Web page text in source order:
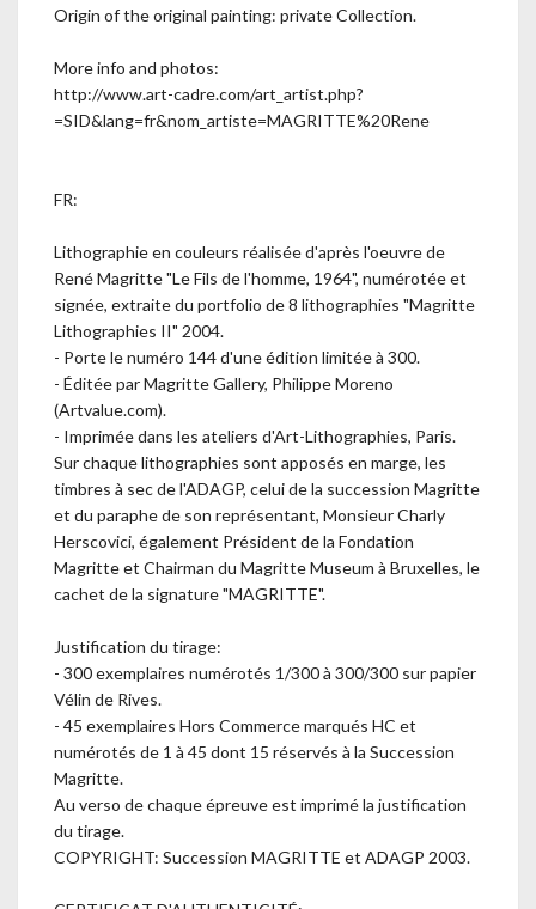
Origin of the original painting: private Collection.
More info and photos:
http://www.art-cadre.com/art_artist.php?
=SID&lang=fr&nom_artiste=MAGRITTE%20Rene
FR:
Lithographie en couleurs réalisée d'après l'oeuvre de
René Magritte "Le Fils de l'homme, 1964", numérotée et
signée, extraite du portfolio de 8 lithographies "Magritte
Lithographies II" 2004.
- Porte le numéro 144 d'une édition limitée à 300.
- Éditée par Magritte Gallery, Philippe Moreno
(Artvalue.com).
- Imprimée dans les ateliers d'Art-Lithographies, Paris.
Sur chaque lithographies sont apposés en marge, les
timbres à sec de l'ADAGP, celui de la succession Magritte
et du paraphe de son représentant, Monsieur Charly
Herscovici, également Président de la Fondation
Magritte et Chairman du Magritte Museum à Bruxelles, le
cachet de la signature "MAGRITTE".
Justification du tirage:
- 300 exemplaires numérotés 1/300 à 300/300 sur papier
Vélin de Rives.
- 45 exemplaires Hors Commerce marqués HC et
numérotés de 1 à 45 dont 15 réservés à la Succession
Magritte.
Au verso de chaque épreuve est imprimé la justification
du tirage.
COPYRIGHT: Succession MAGRITTE et ADAGP 2003.